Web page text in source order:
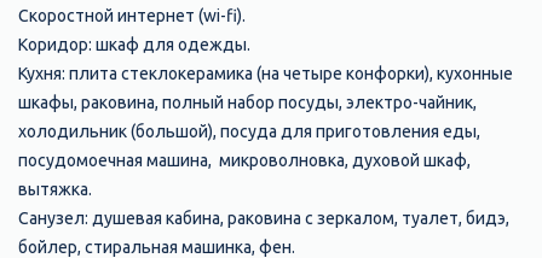
Скоростной интернет (wi-fi).
Коридор: шкаф для одежды.
Кухня: плита стеклокерамика (на четыре конфорки), кухонные
шкафы, раковина, полный набор посуды, электро-чайник,
холодильник (большой), посуда для приготовления еды,
посудомоечная машина, микроволновка, духовой шкаф,
вытяжка.
Санузел: душевая кабина, раковина с зеркалом, туалет, бидэ,
бойлер, стиральная машинка, фен.